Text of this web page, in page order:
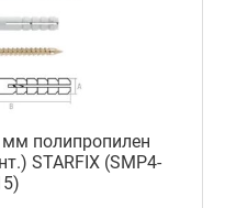
полипропилен
STARFIX (SMP4-